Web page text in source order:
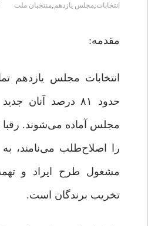
انتخابات,مجلس یازدهم,منتخبان ملت
مقدمه:
انتخابات مجلس یازدهم
حدود ۸۱ درصد آنان
مجلس آماده می‌شوند. رقبا
مشغول طرح ایراد و
تخریب برندگان است.